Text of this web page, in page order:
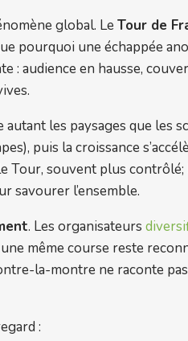
global. Le Tour de
pourquoi une échappée
: audience en hausse,
autant les paysages que les
puis la croissance
Tour, souvent plus
savourer l’ensemble.
. Les organisateurs
même course reste
la-montre ne raconte
: